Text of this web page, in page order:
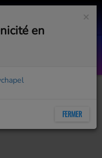
08 aout 2026
×
en
FERMER